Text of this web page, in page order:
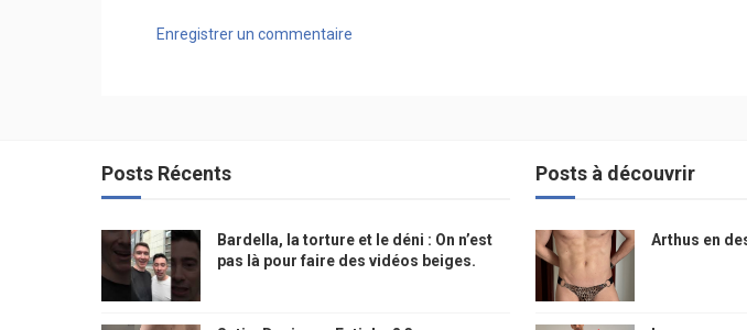
Enregistrer un commentaire
Posts Récents
Bardella, la torture et le déni : On n’est
pas là pour faire des vidéos beiges.
Posts à découvrir
Arthus en